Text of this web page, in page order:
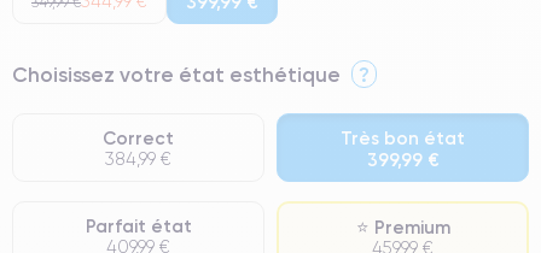
Choisissez votre état esthétique ?
Correct
384,99 €
Très bon état
399,99 €
Parfait état
409,99 €
⭐ Premium
459,99 €